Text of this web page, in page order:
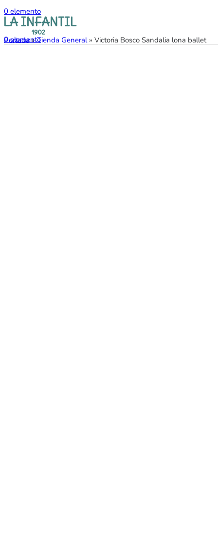
0 elemento
0elemento
Portada»Tienda General» Victoria Bosco Sandalia lona ballet